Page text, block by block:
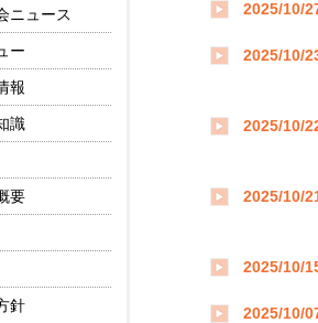
ニュース
ー
報
識
要
針
2025/10/
2025/10/
2025/10/
2025/10/
2025/10/
2025/10/